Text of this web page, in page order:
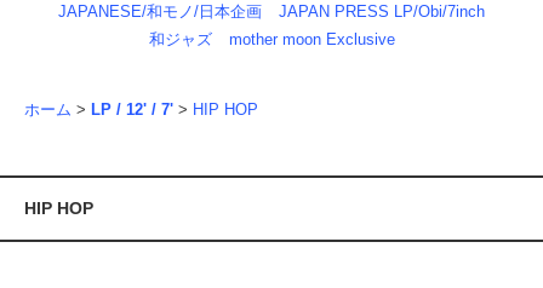
JAPANESE/和モノ/日本企画
JAPAN PRESS LP/Obi/7inch
和ジャズ
mother moon Exclusive
ホーム > LP / 12' / 7' > HIP HOP
HIP HOP